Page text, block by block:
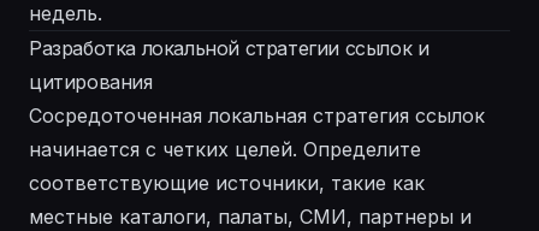
недель.
Разработка локальной стратегии ссылок и
цитирования
Сосредоточенная локальная стратегия ссылок
начинается с четких целей. Определите
соответствующие источники, такие как
местные каталоги, палаты, СМИ, партнеры и